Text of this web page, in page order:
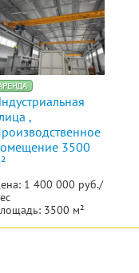
,
3500
1 400 000 руб./
3500 м²